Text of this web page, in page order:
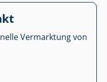
Vermarktung von